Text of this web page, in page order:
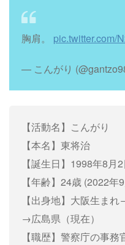
胸肩。 pic.twitter.com/
— こんがり
【活動名】こんがり
【本名】東将治
【誕生日】1998年8月2
【年齢】24歳 (2022年
【出身地】大阪生ま
→広島県（現在）
【職歴】警察庁の事